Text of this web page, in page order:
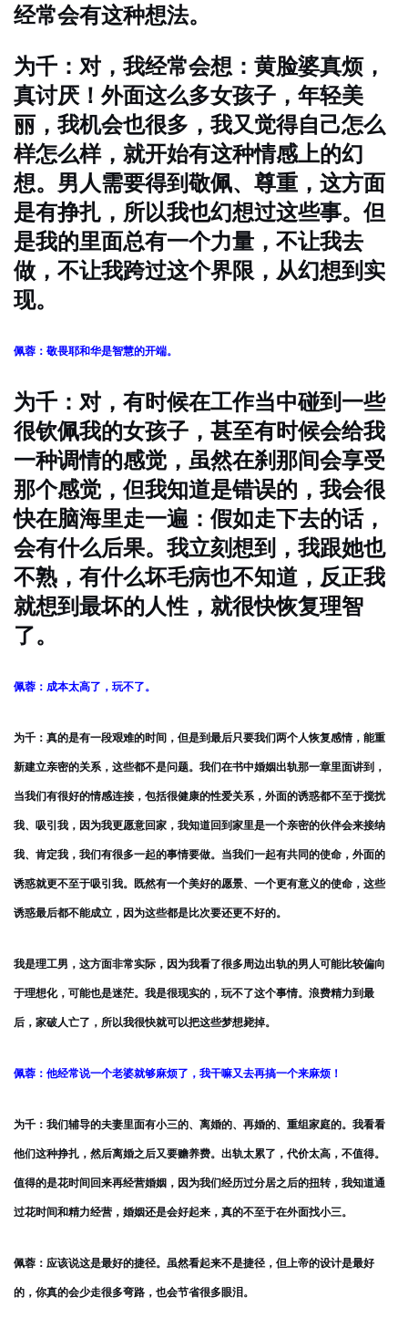
经常会有这种想法。
为千：对，我经常会想：黄脸婆真烦，
真讨厌！外面这么多女孩子，年轻美
丽，我机会也很多，我又觉得自己怎么
样怎么样，就开始有这种情感上的幻
想。男人需要得到敬佩、尊重，这方面
是有挣扎，所以我也幻想过这些事。但
是我的里面总有一个力量，不让我去
做，不让我跨过这个界限，从幻想到实
现。
佩蓉：敬畏耶和华是智慧的开端。
为千：对，有时候在工作当中碰到一些
很钦佩我的女孩子，甚至有时候会给我
一种调情的感觉，虽然在刹那间会享受
那个感觉，但我知道是错误的，我会很
快在脑海里走一遍：假如走下去的话，
会有什么后果。我立刻想到，我跟她也
不熟，有什么坏毛病也不知道，反正我
就想到最坏的人性，就很快恢复理智
了。
佩蓉：成本太高了，玩不了。
为千：真的是有一段艰难的时间，但是到最后只要我们两个人恢复感情，能重
新建立亲密的关系，这些都不是问题。我们在书中婚姻出轨那一章里面讲到，
当我们有很好的情感连接，包括很健康的性爱关系，外面的诱惑都不至于搅扰
我、吸引我，因为我更愿意回家，我知道回到家里是一个亲密的伙伴会来接纳
我、肯定我，我们有很多一起的事情要做。当我们一起有共同的使命，外面的
诱惑就更不至于吸引我。既然有一个美好的愿景、一个更有意义的使命，这些
诱惑最后都不能成立，因为这些都是比次要还更不好的。
我是理工男，这方面非常实际，因为我看了很多周边出轨的男人可能比较偏向
于理想化，可能也是迷茫。我是很现实的，玩不了这个事情。浪费精力到最
后，家破人亡了，所以我很快就可以把这些梦想毙掉。
佩蓉：他经常说一个老婆就够麻烦了，我干嘛又去再搞一个来麻烦！
为千：我们辅导的夫妻里面有小三的、离婚的、再婚的、重组家庭的。我看看
他们这种挣扎，然后离婚之后又要赡养费。出轨太累了，代价太高，不值得。
值得的是花时间回来再经营婚姻，因为我们经历过分居之后的扭转，我知道通
过花时间和精力经营，婚姻还是会好起来，真的不至于在外面找小三。
佩蓉：应该说这是最好的捷径。虽然看起来不是捷径，但上帝的设计是最好
的，你真的会少走很多弯路，也会节省很多眼泪。